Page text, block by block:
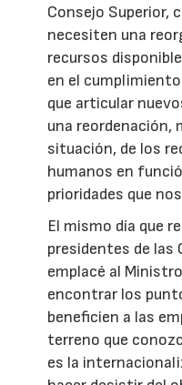
Consejo Superior,
necesiten una
recursos
en el
que articular
una reordenación,
situación, de los
humanos en
prioridades que
El mismo día que
presidentes de las
emplacé al
encontrar los
beneficien a las
terreno que
es la